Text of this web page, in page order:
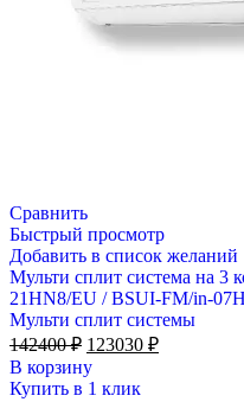
Сравнить
Быстрый просмотр
Добавить в список желаний
Мульти сплит система на 3
21HN8/EU / BSUI-FM/in-
Мульти сплит системы
142400₽ Первоначальная
цена
составляла
123030 ₽Текущая
В корзину
Купить в 1 клик